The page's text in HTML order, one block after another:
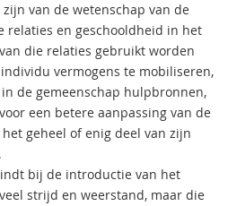
van de wetenschap van de
relaties en geschooldheid in het
die relaties gebruikt worden
vermogens te mobiliseren,
de gemeenschap hulpbronnen,
een betere aanpassing van de
geheel of enig deel van zijn
bij de introductie van het
strijd en weerstand, maar die